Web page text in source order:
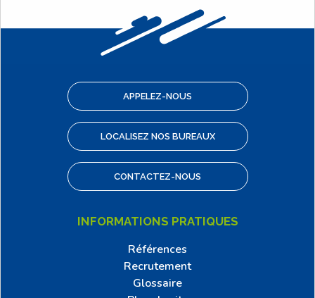
APPELEZ-NOUS
LOCALISEZ NOS BUREAUX
CONTACTEZ-NOUS
INFORMATIONS PRATIQUES
Références
Recrutement
Glossaire